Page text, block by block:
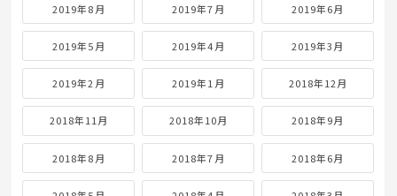
2019年8月 2019年7月 2019年6月
2019年5月 2019年4月 2019年3月
2019年2月 2019年1月 2018年12月
2018年11月 2018年10月 2018年9月
2018年8月 2018年7月 2018年6月